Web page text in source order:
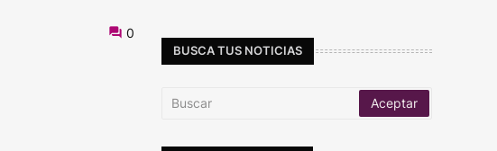
0
BUSCA TUS NOTICIAS